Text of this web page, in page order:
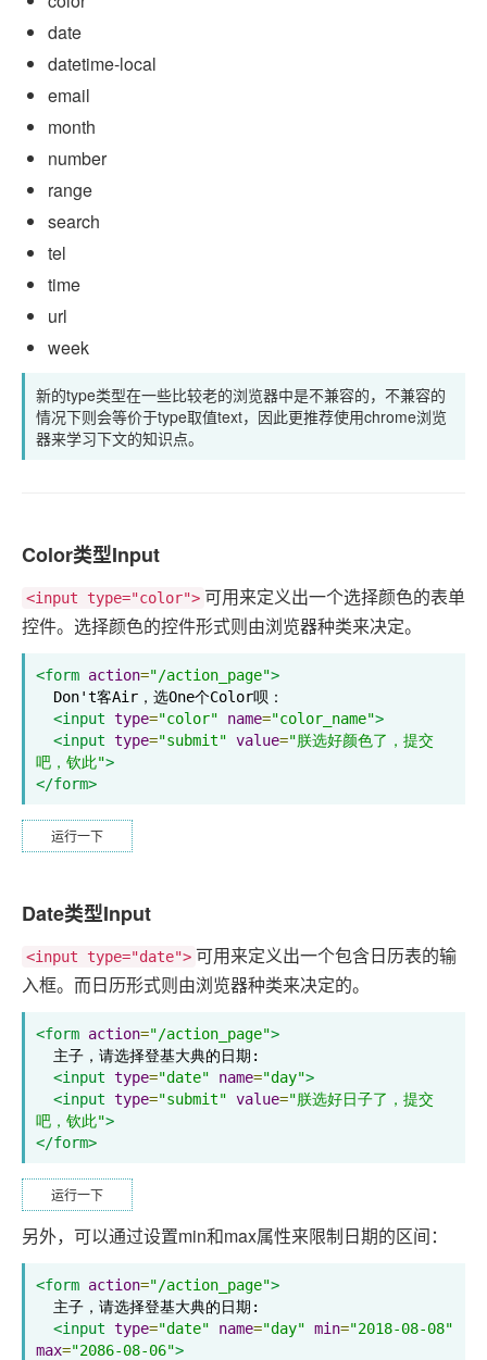
date
datetime-local
email
month
number
range
search
tel
time
url
week
新的type类型在一些比较老的浏览器中是不兼容的，不兼容的
情况下则会等价于type取值text，因此更推荐使用chrome浏览
器来学习下文的知识点。
Color类型Input
<input type="color"> 可用来定义出一个选择颜色的表单
控件。选择颜色的控件形式则由浏览器种类来决定。
<form action="/action_page">
<input type="color" name="color_name">
<input type="submit" value="朕选好颜色了，提交
吧，钦此">
</form>
运行一下
Date类型Input
<input type="date"> 可用来定义出一个包含日历表的输
入框。而日历形式则由浏览器种类来决定的。
<form action="/action_page">
<input type="date" name="day">
<input type="submit" value="朕选好日子了，提交
吧，钦此">
</form>
运行一下
另外，可以通过设置min和max属性来限制日期的区间：
<form action="/action_page">
<input type="date" name="day" min="2018-08-08"
max="2086-08-06">